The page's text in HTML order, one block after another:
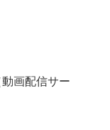
画配信サー